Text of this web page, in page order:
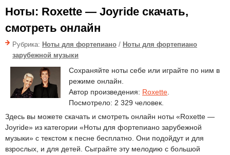
Ноты: Roxette — Joyride скачать,
смотреть онлайн
Рубрика: Ноты для фортепиано / Ноты для фортепиано
зарубежной музыки
Сохраняйте ноты себе или играйте по ним в
режиме онлайн.
Автор произведения: Roxette
Посмотрело: 2 329 человек.
Здесь вы можете скачать и смотреть онлайн ноты «Roxette —
Joyride» из категории «Ноты для фортепиано зарубежной
музыки» с текстом к песне бесплатно. Они подойдут и для
взрослых, и для детей. Сыграйте эту мелодию с большой